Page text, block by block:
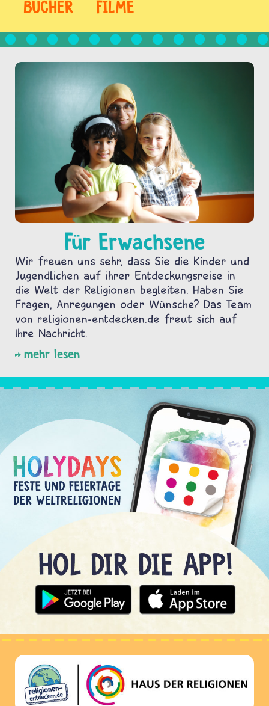
BÜCHER FILME
Für Erwachsene
Wir freuen uns sehr, dass Sie die Kinder und
Jugendlichen auf ihrer Entdeckungsreise in
die Welt der Religionen begleiten. Haben Sie
Fragen, Anregungen oder Wünsche? Das Team
von religionen-entdecken.de freut sich auf
Ihre Nachricht.
mehr lesen